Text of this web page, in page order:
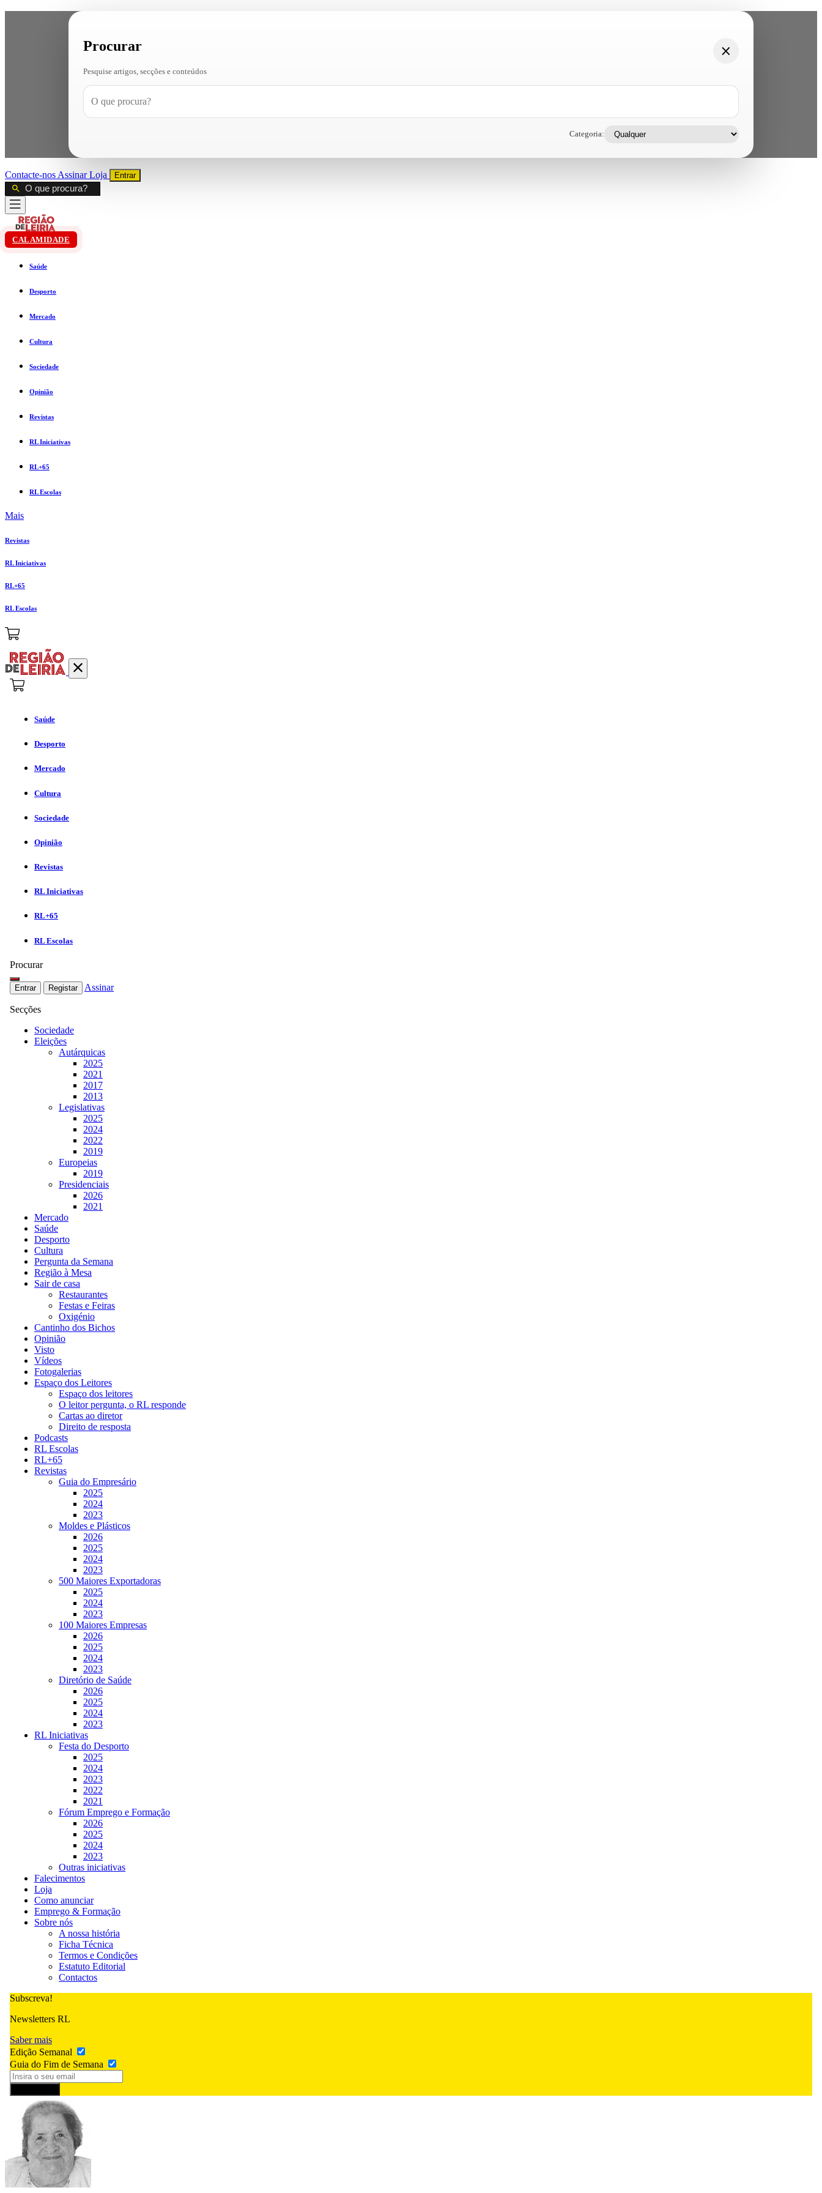
Procurar
Pesquise artigos, secções e conteúdos
Categoria:
Contacte-nos AssinarLoja Entrar
CALAMIDADE
Saúde
Desporto
Mercado
Cultura
Sociedade
Opinião
Revistas
RL Iniciativas
RL+65
RL Escolas
Mais
Revistas
RL Iniciativas
RL+65
RL Escolas
Saúde
Desporto
Mercado
Cultura
Sociedade
Opinião
Revistas
RL Iniciativas
RL+65
RL Escolas
Procurar
Entrar Registar Assinar
Secções
Sociedade
Eleições
Autárquicas
2025
2021
2017
2013
Legislativas
2025
2024
2022
2019
Europeias
2019
Presidenciais
2026
2021
Mercado
Saúde
Desporto
Cultura
Pergunta da Semana
Região à Mesa
Sair de casa
Restaurantes
Festas e Feiras
Oxigénio
Cantinho dos Bichos
Opinião
Visto
Vídeos
Fotogalerias
Espaço dos Leitores
Espaço dos leitores
O leitor pergunta, o RL responde
Cartas ao diretor
Direito de resposta
Podcasts
RL Escolas
RL+65
Revistas
Guia do Empresário
2025
2024
2023
Moldes e Plásticos
2026
2025
2024
2023
500 Maiores Exportadoras
2025
2024
2023
100 Maiores Empresas
2026
2025
2024
2023
Diretório de Saúde
2026
2025
2024
2023
RL Iniciativas
Festa do Desporto
2025
2024
2023
2022
2021
Fórum Emprego e Formação
2026
2025
2024
2023
Outras iniciativas
Falecimentos
Loja
Como anunciar
Emprego & Formação
Sobre nós
A nossa história
Ficha Técnica
Termos e Condições
Estatuto Editorial
Contactos
Subscreva!
Newsletters RL
Saber mais
Edição Semanal
Guia do Fim de Semana